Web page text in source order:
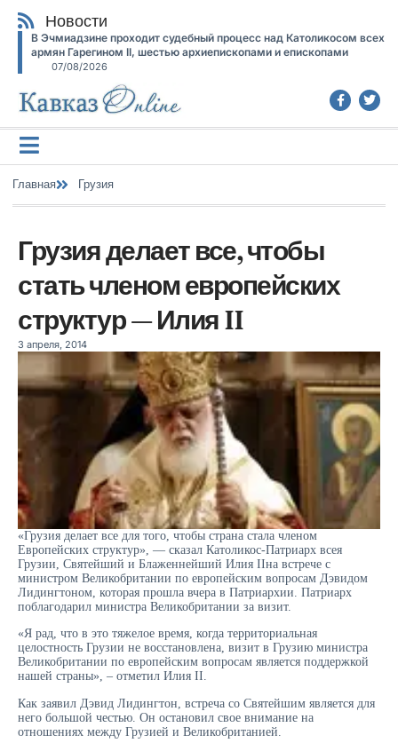
Новости
В Эчмиадзине проходит судебный процесс над Католикосом всех
армян Гарегином II, шестью архиепископами и епископами
07/08/2026
Главная Грузия
Грузия делает все, чтобы
стать членом европейских
структур — Илия II
3 апреля, 2014
«Грузия делает все для того, чтобы страна стала членом
Европейских структур», — сказал Католикос-Патриарх всея
Грузии, Святейший и Блаженнейший Илия IIна встрече с
министром Великобритании по европейским вопросам Дэвидом
Лидингтоном, которая прошла вчера в Патриархии. Патриарх
поблагодарил министра Великобритании за визит.
«Я рад, что в это тяжелое время, когда территориальная
целостность Грузии не восстановлена, визит в Грузию министра
Великобритании по европейским вопросам является поддержкой
нашей страны», – отметил Илия II.
Как заявил Дэвид Лидингтон, встреча со Святейшим является для
него большой честью. Он остановил свое внимание на
отношениях между Грузией и Великобританией.